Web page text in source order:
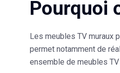
Pourquoi
Les meubles TV muraux
permet notamment de
ensemble de meubles